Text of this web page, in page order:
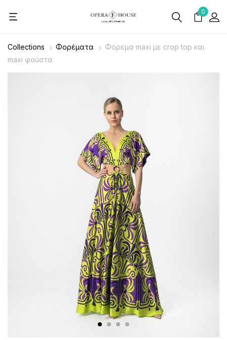
0
Collections Φορέματα
Φόρεμα maxi με crop top και
maxi φούστα